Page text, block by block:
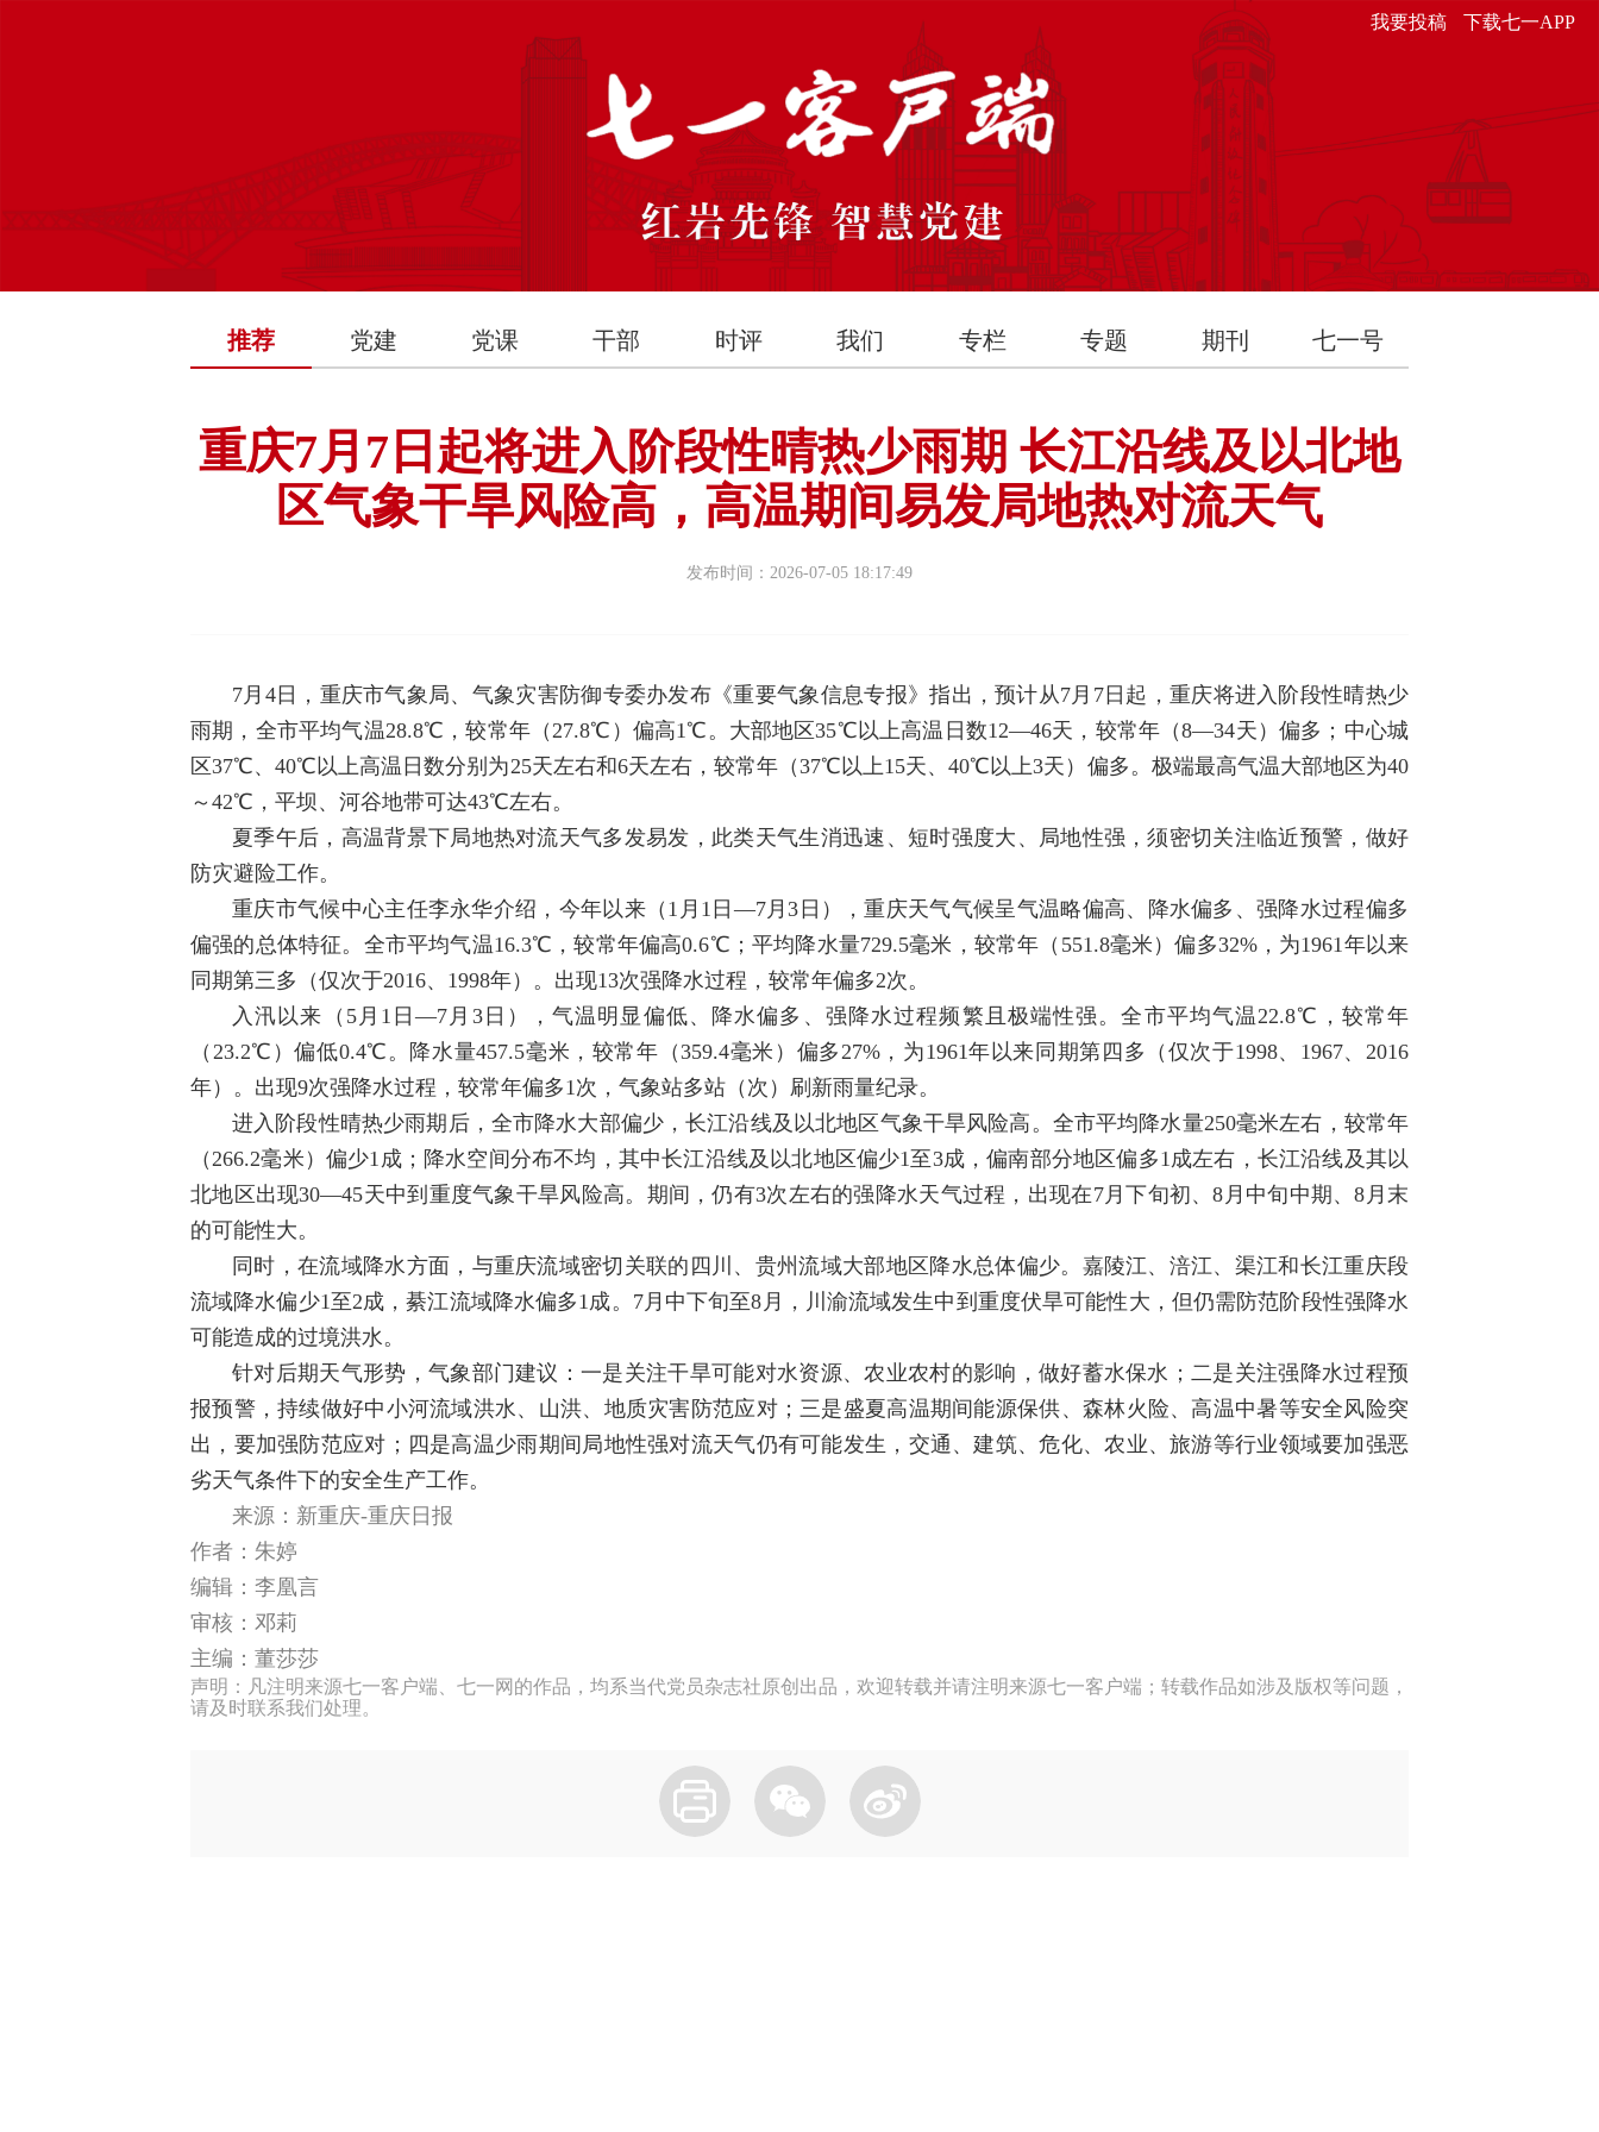
我要投稿 下载七一APP
推荐 党建 党课 干部 时评 我们 专栏 专题 期刊 七一号
重庆7月7日起将进入阶段性晴热少雨期 长江沿线及以北地
区气象干旱风险高，高温期间易发局地热对流天气
发布时间：2026-07-05 18:17:49
7月4日，重庆市气象局、气象灾害防御专委办发布《重要气象信息专报》指出，预计从7月7日起，重庆将进入阶段性晴热少
雨期，全市平均气温28.8℃，较常年（27.8℃）偏高1℃。大部地区35℃以上高温日数12—46天，较常年（8—34天）偏多；中心城
区37℃、40℃以上高温日数分别为25天左右和6天左右，较常年（37℃以上15天、40℃以上3天）偏多。极端最高气温大部地区为40
～42℃，平坝、河谷地带可达43℃左右。
夏季午后，高温背景下局地热对流天气多发易发，此类天气生消迅速、短时强度大、局地性强，须密切关注临近预警，做好
防灾避险工作。
重庆市气候中心主任李永华介绍，今年以来（1月1日—7月3日），重庆天气气候呈气温略偏高、降水偏多、强降水过程偏多
偏强的总体特征。全市平均气温16.3℃，较常年偏高0.6℃；平均降水量729.5毫米，较常年（551.8毫米）偏多32%，为1961年以来
同期第三多（仅次于2016、1998年）。出现13次强降水过程，较常年偏多2次。
入汛以来（5月1日—7月3日），气温明显偏低、降水偏多、强降水过程频繁且极端性强。全市平均气温22.8℃，较常年
（23.2℃）偏低0.4℃。降水量457.5毫米，较常年（359.4毫米）偏多27%，为1961年以来同期第四多（仅次于1998、1967、2016
年）。出现9次强降水过程，较常年偏多1次，气象站多站（次）刷新雨量纪录。
进入阶段性晴热少雨期后，全市降水大部偏少，长江沿线及以北地区气象干旱风险高。全市平均降水量250毫米左右，较常年
（266.2毫米）偏少1成；降水空间分布不均，其中长江沿线及以北地区偏少1至3成，偏南部分地区偏多1成左右，长江沿线及其以
北地区出现30—45天中到重度气象干旱风险高。期间，仍有3次左右的强降水天气过程，出现在7月下旬初、8月中旬中期、8月末
的可能性大。
同时，在流域降水方面，与重庆流域密切关联的四川、贵州流域大部地区降水总体偏少。嘉陵江、涪江、渠江和长江重庆段
流域降水偏少1至2成，綦江流域降水偏多1成。7月中下旬至8月，川渝流域发生中到重度伏旱可能性大，但仍需防范阶段性强降水
可能造成的过境洪水。
针对后期天气形势，气象部门建议：一是关注干旱可能对水资源、农业农村的影响，做好蓄水保水；二是关注强降水过程预
报预警，持续做好中小河流域洪水、山洪、地质灾害防范应对；三是盛夏高温期间能源保供、森林火险、高温中暑等安全风险突
出，要加强防范应对；四是高温少雨期间局地性强对流天气仍有可能发生，交通、建筑、危化、农业、旅游等行业领域要加强恶
劣天气条件下的安全生产工作。
来源：新重庆-重庆日报
作者：朱婷
编辑：李凰言
审核：邓莉
主编：董莎莎
声明：凡注明来源七一客户端、七一网的作品，均系当代党员杂志社原创出品，欢迎转载并请注明来源七一客户端；转载作品如涉及版权等问题，
请及时联系我们处理。